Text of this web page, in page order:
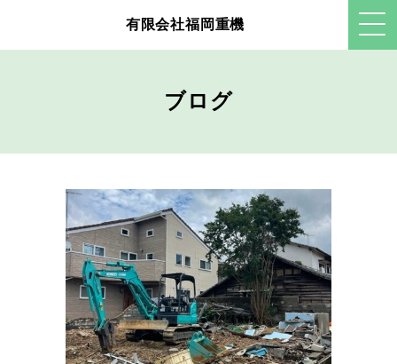
有限会社福岡重機
ブログ